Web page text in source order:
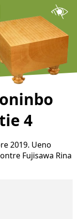
4
2019. Ueno
Fujisawa Rina